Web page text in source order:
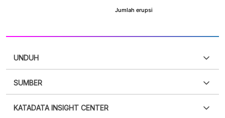
UNDUH
XLS
SUMBER
punya akun?Silakan Daftar sekarang
KATADATA INSIGHT CENTER